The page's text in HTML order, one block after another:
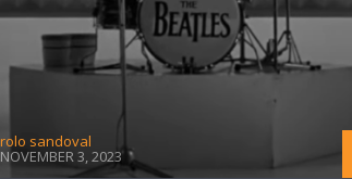
rolo sandoval
NOVEMBER 3, 2023